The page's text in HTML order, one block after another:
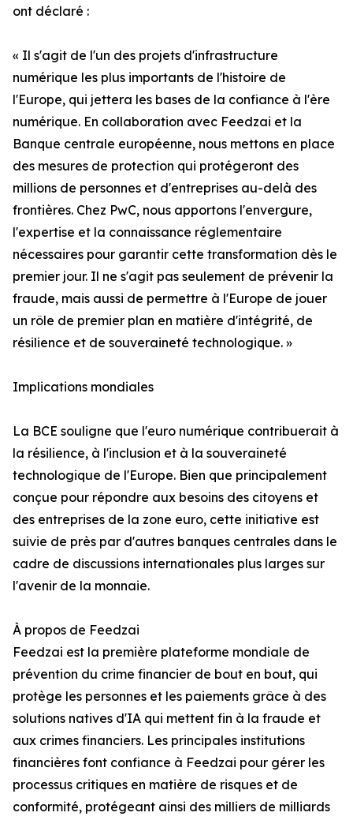
ont déclaré :
« Il s'agit de l'un des projets d'infrastructure
numérique les plus importants de l'histoire de
l'Europe, qui jettera les bases de la confiance à l'ère
numérique. En collaboration avec Feedzai et la
Banque centrale européenne, nous mettons en place
des mesures de protection qui protégeront des
millions de personnes et d'entreprises au-delà des
frontières. Chez PwC, nous apportons l'envergure,
l'expertise et la connaissance réglementaire
nécessaires pour garantir cette transformation dès le
premier jour. Il ne s'agit pas seulement de prévenir la
fraude, mais aussi de permettre à l'Europe de jouer
un rôle de premier plan en matière d'intégrité, de
résilience et de souveraineté technologique. »
Implications mondiales
La BCE souligne que l'euro numérique contribuerait à
la résilience, à l'inclusion et à la souveraineté
technologique de l'Europe. Bien que principalement
conçue pour répondre aux besoins des citoyens et
des entreprises de la zone euro, cette initiative est
suivie de près par d'autres banques centrales dans le
cadre de discussions internationales plus larges sur
l'avenir de la monnaie.
À propos de Feedzai
Feedzai est la première plateforme mondiale de
prévention du crime financier de bout en bout, qui
protège les personnes et les paiements grâce à des
solutions natives d'IA qui mettent fin à la fraude et
aux crimes financiers. Les principales institutions
financières font confiance à Feedzai pour gérer les
processus critiques en matière de risques et de
conformité, protégeant ainsi des milliers de milliards